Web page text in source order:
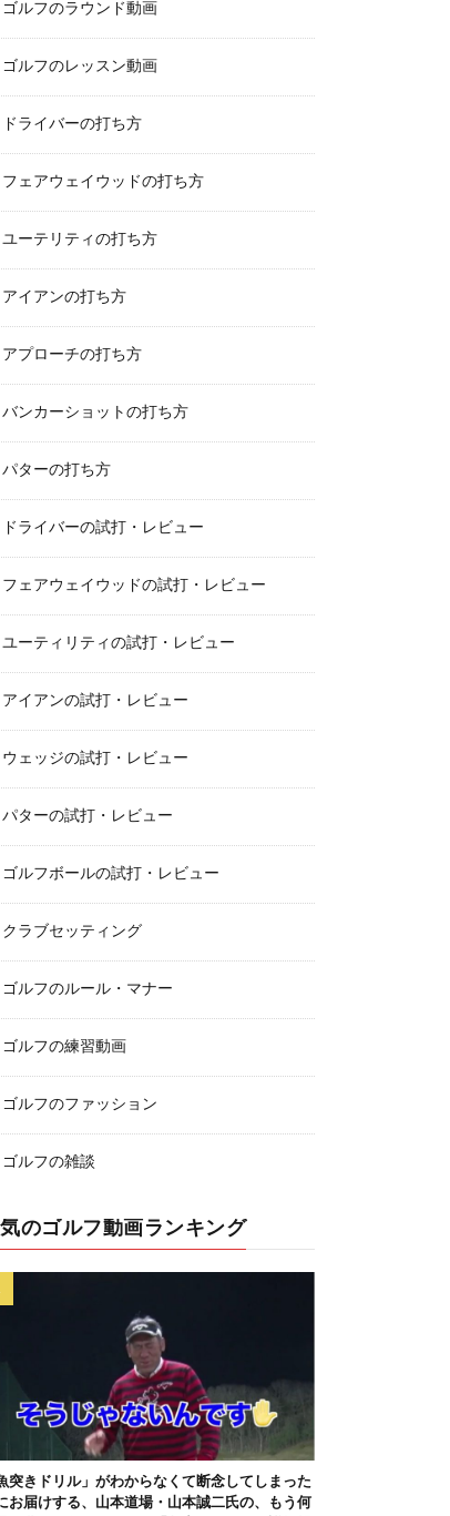
ゴルフのラウンド動画
ゴルフのレッスン動画
ドライバーの打ち方
フェアウェイウッドの打ち方
ユーテリティの打ち方
アイアンの打ち方
アプローチの打ち方
バンカーショットの打ち方
パターの打ち方
ドライバーの試打・レビュー
フェアウェイウッドの試打・レビュー
ユーティリティの試打・レビュー
アイアンの試打・レビュー
ウェッジの試打・レビュー
パターの試打・レビュー
ゴルフボールの試打・レビュー
クラブセッティング
ゴルフのルール・マナー
ゴルフの練習動画
ゴルフのファッション
ゴルフの雑談
のゴルフ動画ランキング
突きドリル」がわからなくて断念してしまった
お届けする、山本道場・山本誠二氏の、もう何